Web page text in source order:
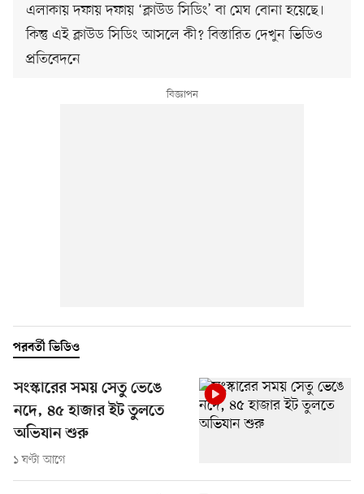
এলাকায় দফায় দফায় ‘ক্লাউড সিডিং’ বা মেঘ বোনা হয়েছে।
কিন্তু এই ক্লাউড সিডিং আসলে কী? বিস্তারিত দেখুন ভিডিও
প্রতিবেদনে
পরবর্তী ভিডিও
সংস্কারের সময় সেতু ভেঙে
নদে, ৪৫ হাজার ইট তুলতে
অভিযান শুরু
১ ঘণ্টা আগে